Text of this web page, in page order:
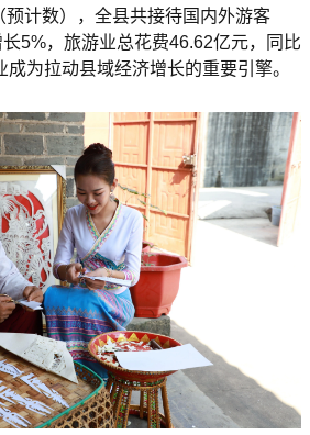
计数），全县共接待国内外游客
5%，旅游业总花费46.62亿元，同比
为拉动县域经济增长的重要引擎。